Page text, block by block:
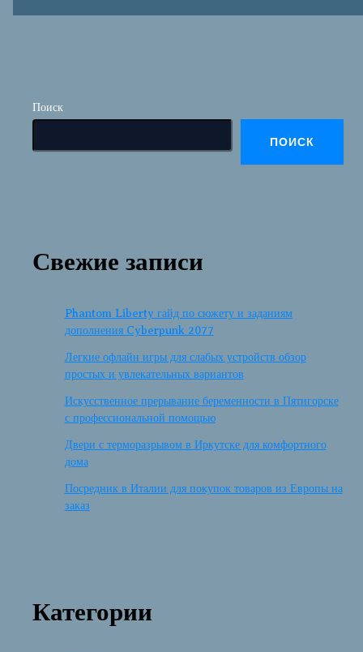
Поиск
ПОИСК
Свежие записи
Phantom Liberty гайд по сюжету и заданиям
дополнения Cyberpunk 2077
Легкие офлайн игры для слабых устройств обзор
простых и увлекательных вариантов
Искусственное прерывание беременности в Пятигорске
с профессиональной помощью
Двери с терморазрывом в Иркутске для комфортного
дома
Посредник в Италии для покупок товаров из Европы на
заказ
Категории